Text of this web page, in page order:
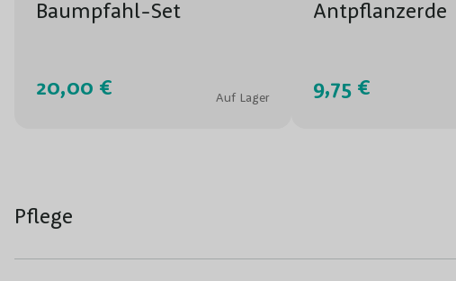
Baumpfahl-Set
20,00 € Auf Lager
Antpflanzerde
9,75 €
Pflege